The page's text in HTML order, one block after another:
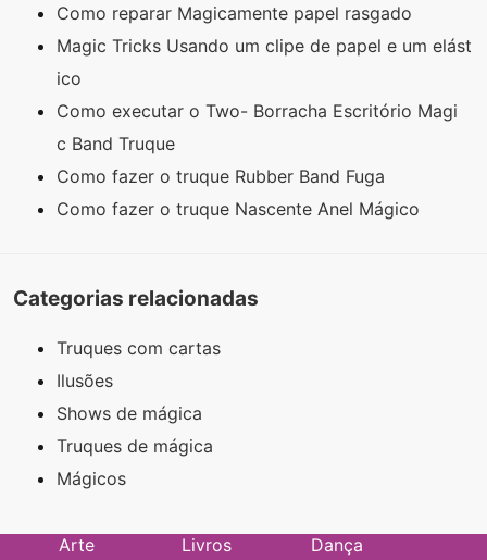
Como reparar Magicamente papel rasgado
Magic Tricks Usando um clipe de papel e um elást
ico
Como executar o Two- Borracha Escritório Magi
c Band Truque
Como fazer o truque Rubber Band Fuga
Como fazer o truque Nascente Anel Mágico
Categorias relacionadas
Truques com cartas
Ilusões
Shows de mágica
Truques de mágica
Mágicos
Arte Livros Dança